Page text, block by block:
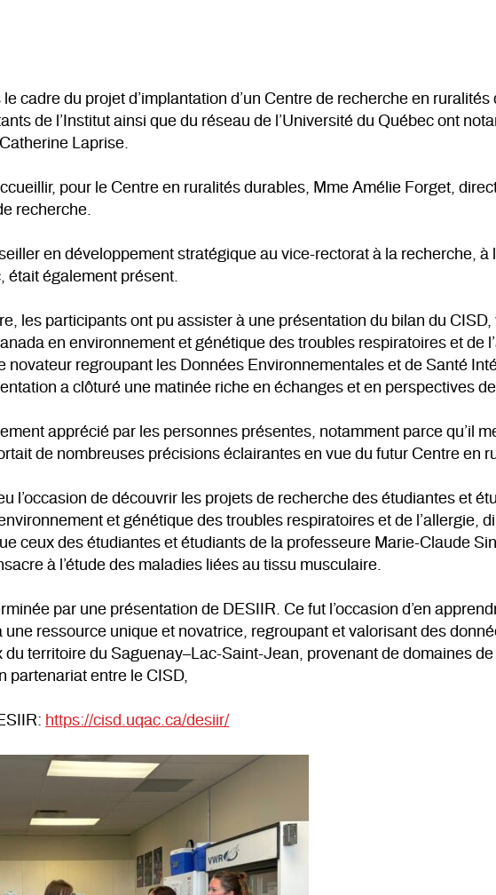
cadre du projet d’implantation d’un Centre de recherche en ruralités
de l’Institut ainsi que du réseau de l’Université du Québec ont
Laprise.
pour le Centre en ruralités durables, Mme Amélie Forget,
recherche.
en développement stratégique au vice-rectorat à la recherche, à
était également présent.
les participants ont pu assister à une présentation du bilan du
en environnement et génétique des troubles respiratoires et de
novateur regroupant les Données Environnementales et de Santé
a clôturé une matinée riche en échanges et en perspectives
apprécié par les personnes présentes, notamment parce qu’il
de nombreuses précisions éclairantes en vue du futur Centre en
l’occasion de découvrir les projets de recherche des étudiantes et
et génétique des troubles respiratoires et de l’allergie,
ceux des étudiantes et étudiants de la professeure Marie-Claude
à l’étude des maladies liées au tissu musculaire.
par une présentation de DESIIR. Ce fut l’occasion d’en
ressource unique et novatrice, regroupant et valorisant des
du territoire du Saguenay–Lac-Saint-Jean, provenant de domaines
partenariat entre le CISD,
https://cisd.uqac.ca/desiir/